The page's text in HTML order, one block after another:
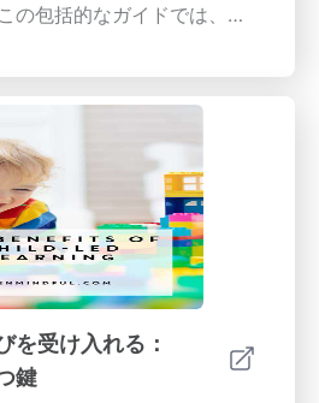
。多様な学生のニーズに合
的な学習環境を創出する方
教育の未来を形作るために
ださい。教育技術が学習の
みください！
の包括的なガイドでは、教
感性の重要性、包摂性を育
てデジタルツールが保護者-
うに高めるかについて議論
デジタル時代に直面する課
を促進する上で教育者が果
見してください。多様性が
学生が学習の旅で価値を感
来を形作るために私たちと
。
を受け入れる：
鍵